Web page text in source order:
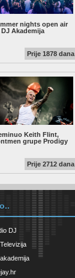
nights open air
Akademija
Prije 1878 dana
Keith Flint,
grupe Prodigy
Prije 2712 dana
DJ